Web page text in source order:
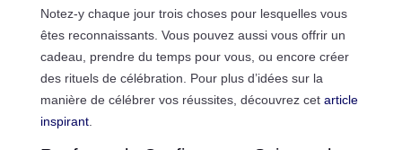
Notez-y chaque jour trois choses pour lesquelles vous
êtes reconnaissants. Vous pouvez aussi vous offrir un
cadeau, prendre du temps pour vous, ou encore créer
des rituels de célébration. Pour plus d’idées sur la
manière de célébrer vos réussites, découvrez cet article
inspirant.